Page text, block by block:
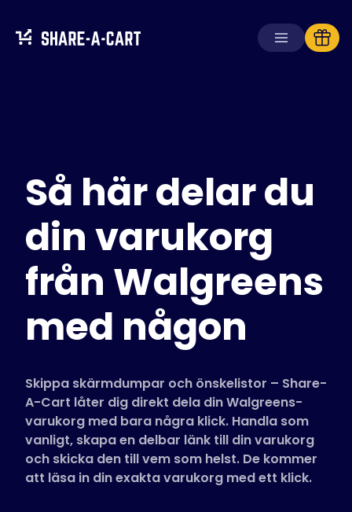
Lösningar
För konsumenter
För företag
Skaffa Plus+
Logga in
Vanliga frågor
Guider
Svenska (Swedish)
Så här delar du
din varukorg
från Walgreens
med någon
Skippa skärmdumpar och önskelistor – Share-
A-Cart låter dig direkt dela din Walgreens-
varukorg med bara några klick. Handla som
vanligt, skapa en delbar länk till din varukorg
och skicka den till vem som helst. De kommer
att läsa in din exakta varukorg med ett klick.